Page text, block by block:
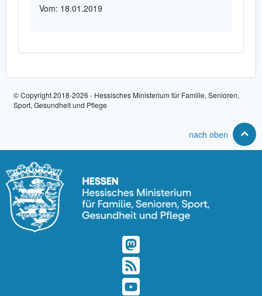
Vom: 18.01.2019
© Copyright 2018-2026 - Hessisches Ministerium für Familie, Senioren,
Sport, Gesundheit und Pflege
nach oben